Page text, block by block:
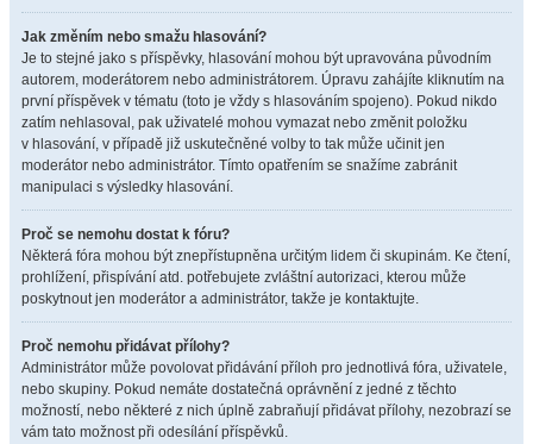
Jak změním nebo smažu hlasování?
Je to stejné jako s příspěvky, hlasování mohou být upravována původním
autorem, moderátorem nebo administrátorem. Úpravu zahájíte kliknutím na
první příspěvek v tématu (toto je vždy s hlasováním spojeno). Pokud nikdo
zatím nehlasoval, pak uživatelé mohou vymazat nebo změnit položku
v hlasování, v případě již uskutečněné volby to tak může učinit jen
moderátor nebo administrátor. Tímto opatřením se snažíme zabránit
manipulaci s výsledky hlasování.
Proč se nemohu dostat k fóru?
Některá fóra mohou být znepřístupněna určitým lidem či skupinám. Ke čtení,
prohlížení, přispívání atd. potřebujete zvláštní autorizaci, kterou může
poskytnout jen moderátor a administrátor, takže je kontaktujte.
Proč nemohu přidávat přílohy?
Administrátor může povolovat přidávání příloh pro jednotlivá fóra, uživatele,
nebo skupiny. Pokud nemáte dostatečná oprávnění z jedné z těchto
možností, nebo některé z nich úplně zabraňují přidávat přílohy, nezobrazí se
vám tato možnost při odesílání příspěvků.